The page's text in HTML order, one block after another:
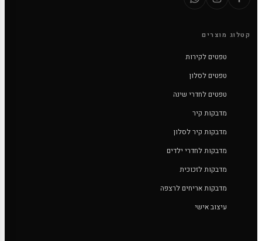
קטלוג מוצרים
טפטים לקירות
טפטים לסלון
טפטים לחדרי שינה
מדבקות קיר
מדבקות קיר לסלון
מדבקות לחדרי ילדים
מדבקות לזכוכית
מדבקות אריחים לרצפה
עיצוב אישי